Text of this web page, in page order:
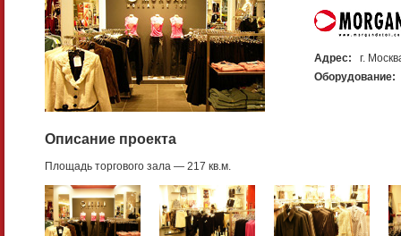
Адрес:
г.
Оборудование:
Описание проекта
Площадь торгового зала — 217 кв.м.